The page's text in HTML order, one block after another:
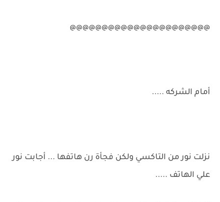
@@@@@@@@@@@@@@@@@@@@@@
أمام الشركه .....
نزلت نور من التاكسي ولكن فجأة رن هاتفها ... أجابت نور
علي الهاتف .....